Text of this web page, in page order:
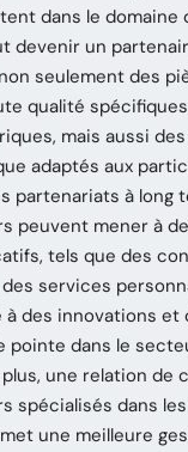
dans le domaine
devenir un
seulement des
qualité
mais aussi
adaptés aux
partenariats à long
peuvent mener à
tels que des
services
des innovations et
pointe dans le
une relation de
spécialisés dans
une meilleure